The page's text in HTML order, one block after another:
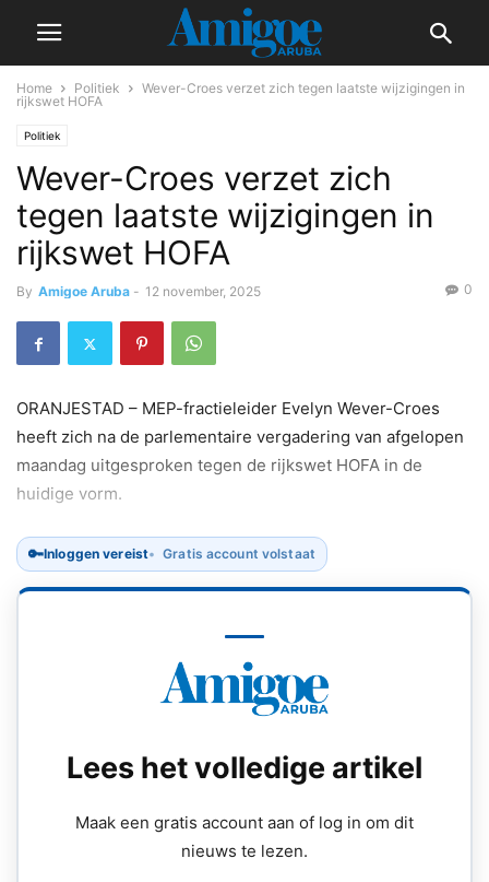
Home Politiek
Wever-Croes verzet zich tegen laatste wijzigingen in
rijkswet HOFA
Politiek
Wever-Croes verzet zich
tegen laatste wijzigingen in
rijkswet HOFA
By Amigoe Aruba - 12 november, 2025 0
ORANJESTAD – MEP-fractieleider Evelyn Wever-Croes
heeft zich na de parlementaire vergadering van afgelopen
maandag uitgesproken tegen de rijkswet HOFA in de
huidige vorm.
🔑Inloggen vereist Gratis account volstaat
Lees het volledige artikel
Maak een gratis account aan of log in om dit
nieuws te lezen.